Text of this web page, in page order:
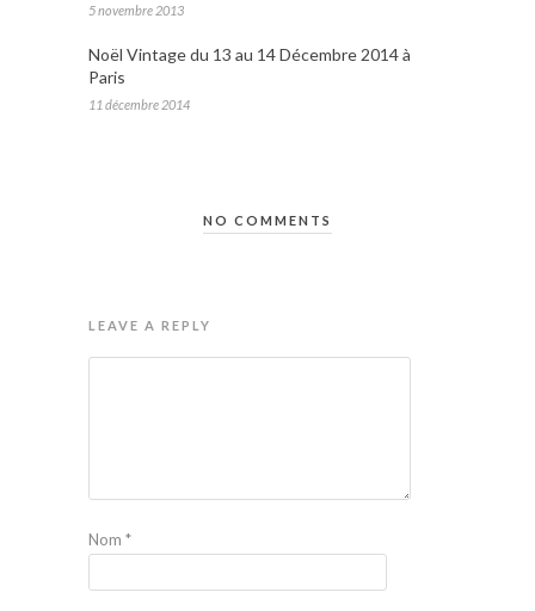
5 novembre 2013
Noël Vintage du 13 au 14 Décembre 2014 à
Paris
11 décembre 2014
NO COMMENTS
LEAVE A REPLY
Nom *